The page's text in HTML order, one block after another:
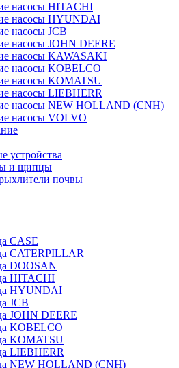
насосы HITACHI
насосы HYUNDAI
насосы JCB
насосы JOHN DEERE
насосы KAWASAKI
насосы KOBELCO
насосы KOMATSU
насосы LIEBHERR
насосы NEW HOLLAND (CNH)
насосы VOLVO
устройства
и щипцы
почвы
CASE
CATERPILLAR
DOOSAN
HITACHI
HYUNDAI
JCB
JOHN DEERE
KOBELCO
KOMATSU
LIEBHERR
NEW HOLLAND (CNH)